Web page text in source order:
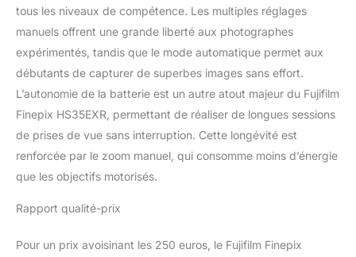
tous les niveaux de compétence. Les multiples réglages
manuels offrent une grande liberté aux photographes
expérimentés, tandis que le mode automatique permet aux
débutants de capturer de superbes images sans effort.
L’autonomie de la batterie est un autre atout majeur du Fujifilm
Finepix HS35EXR, permettant de réaliser de longues sessions
de prises de vue sans interruption. Cette longévité est
renforcée par le zoom manuel, qui consomme moins d’énergie
que les objectifs motorisés.
Rapport qualité-prix
Pour un prix avoisinant les 250 euros, le Fujifilm Finepix